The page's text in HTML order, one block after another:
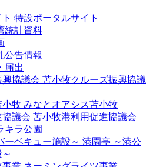
特設ポータルサイト
統計資料
公告情報
届出
苫小牧クルーズ振興協議
みなとオアシス苫小牧
苫小牧港利用促進協議会
キラ公園
港園亭 ～港公